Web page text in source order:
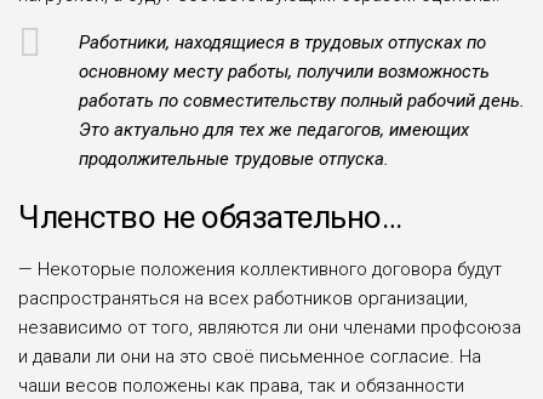
Работники, находящиеся в трудо­вых отпусках по
основному месту работы, получили возможность
рабо­тать по совместительству полный рабочий день.
Это актуально для тех же педагогов, имеющих
продолжи­тельные трудовые отпуска.
Членство не обязательно…
— Некоторые положения коллек­тивного договора будут
распростра­няться на всех работников организа­ции,
независимо от того, являются ли они членами профсоюза
и давали ли они на это своё письменное согласие. На
чаши весов положены как права, так и обязанности